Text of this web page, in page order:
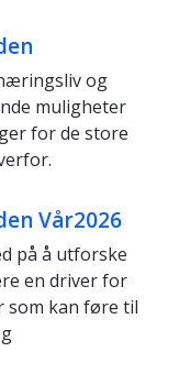
og
muligheter
for de store
Vår2026
på å utforske
en driver for
som kan føre til